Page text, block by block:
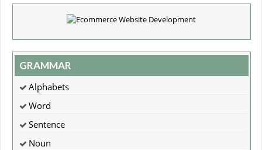
GRAMMAR
Alphabets
Word
Sentence
Noun